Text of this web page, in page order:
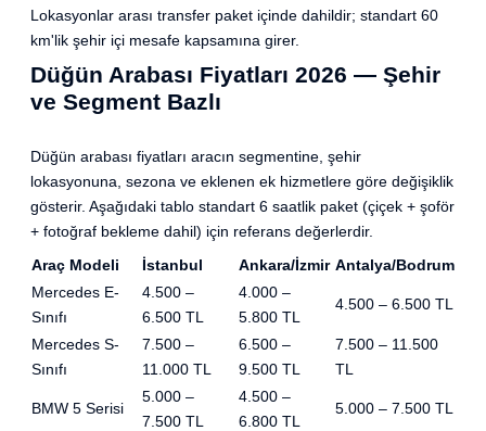
Lokasyonlar arası transfer paket içinde dahildir; standart 60
km'lik şehir içi mesafe kapsamına girer.
Düğün Arabası Fiyatları 2026 — Şehir
ve Segment Bazlı
Düğün arabası fiyatları aracın segmentine, şehir
lokasyonuna, sezona ve eklenen ek hizmetlere göre değişiklik
gösterir. Aşağıdaki tablo standart 6 saatlik paket (çiçek + şoför
+ fotoğraf bekleme dahil) için referans değerlerdir.
Araç Modeli
İstanbul Ankara/İzmir Antalya/Bodrum
Mercedes E-
Sınıfı
4.500 –
6.500 TL
4.000 –
5.800 TL
4.500 – 6.500 TL
Mercedes S-
Sınıfı
7.500 –
11.000 TL
6.500 –
9.500 TL
7.500 – 11.500
TL
BMW 5 Serisi
5.000 –
7.500 TL
4.500 –
6.800 TL
5.000 – 7.500 TL